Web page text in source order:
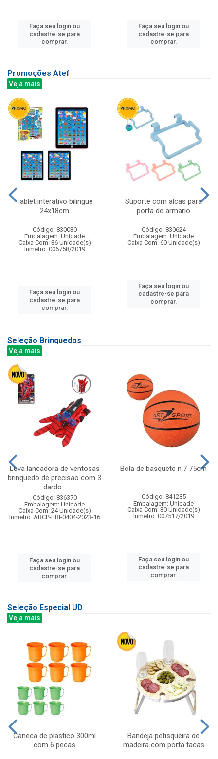
Faça seu login ou
cadastre-se para
comprar.
Faça seu login ou
cadastre-se para
comprar.
Promoções Atef
Veja mais
Tablet interativo bilingue
24x18cm
Código: 830030
Embalagem: Unidade
Caixa Com: 36 Unidade(s)
Inmetro: 006758/2019
Faça seu login ou
cadastre-se para
comprar.
Suporte com alcas para
porta de armario
Código: 830624
Embalagem: Unidade
Caixa Com: 60 Unidade(s)
Faça seu login ou
cadastre-se para
comprar.
Seleção Brinquedos
Veja mais
Luva lancadora de ventosas
brinquedo de precisao com 3
dardo...
Código: 836370
Embalagem: Unidade
Caixa Com: 24 Unidade(s)
Inmetro: ABCP-BRI-0404-2023-16
Faça seu login ou
cadastre-se para
comprar.
Bola de basquete n.7 75cm
Código: 841285
Embalagem: Unidade
Caixa Com: 30 Unidade(s)
Inmetro: 007517/2019
Faça seu login ou
cadastre-se para
comprar.
Seleção Especial UD
Veja mais
Caneca de plastico 300ml
com 6 pecas
Bandeja petisqueira de
madeira com porta tacas